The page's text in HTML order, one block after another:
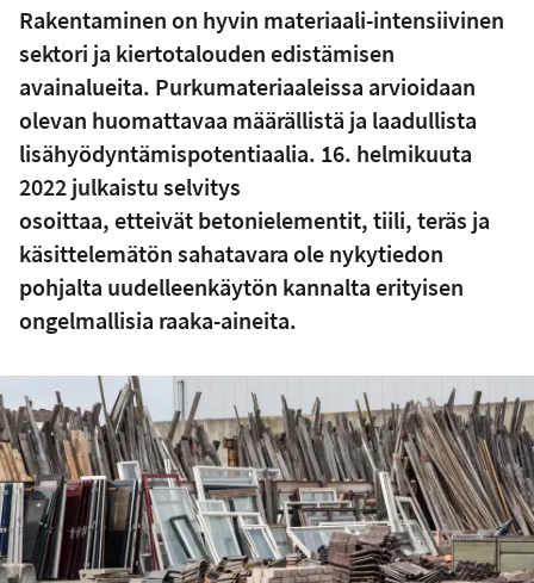
Rakentaminen on hyvin materiaali-intensiivinen
sektori ja kiertotalouden edistämisen
avainalueita. Purkumateriaaleissa arvioidaan
olevan huomattavaa määrällistä ja laadullista
lisähyödyntämispotentiaalia. 16. helmikuuta
2022 julkaistu selvitys
osoittaa, etteivät betonielementit, tiili, teräs ja
käsittelemätön sahatavara ole nykytiedon
pohjalta uudelleenkäytön kannalta erityisen
ongelmallisia raaka-aineita.